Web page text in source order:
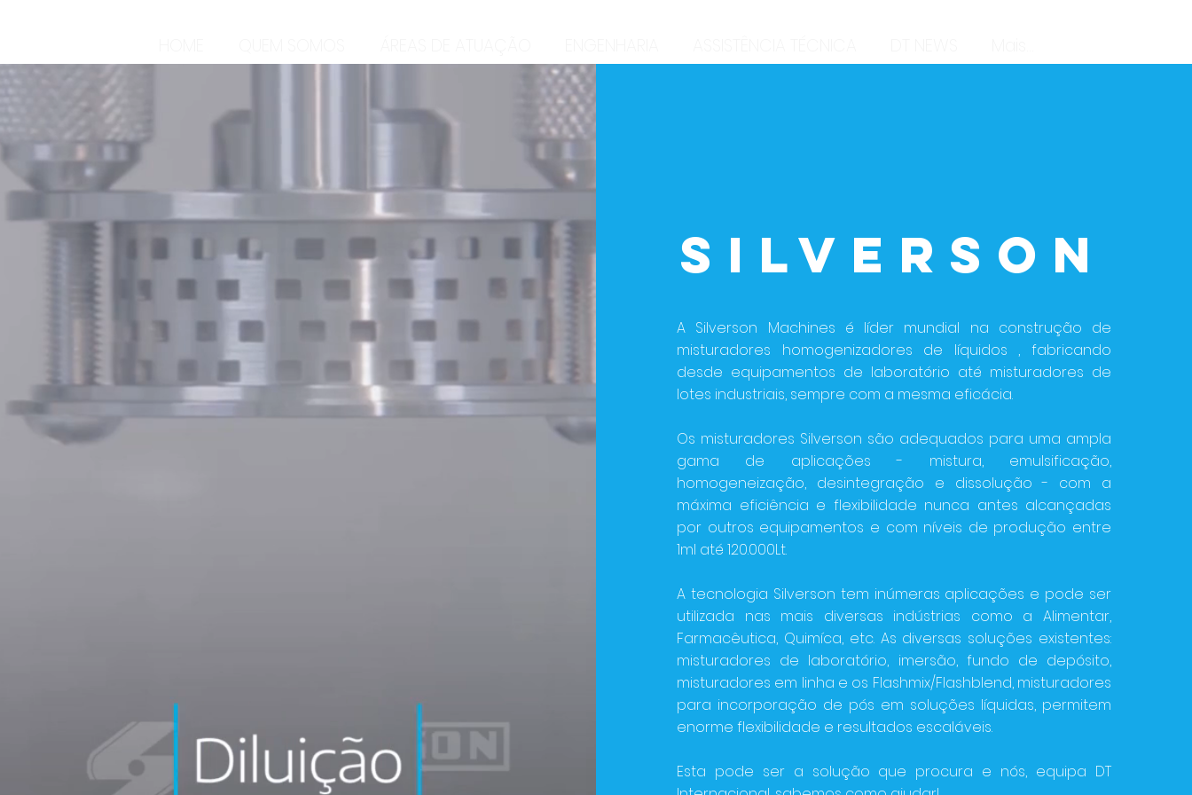
SILVERSON
A Silverson Machines é líder mundial na construção de
misturadores homogenizadores de líquidos , fabricando
desde equipamentos de laboratório até misturadores de
lotes industriais, sempre com a mesma eficácia.
Os misturadores Silverson são adequados para uma ampla
gama de aplicações - mistura, emulsificação,
homogeneização, desintegração e dissolução - com a
máxima eficiência e flexibilidade nunca antes alcançadas
por outros equipamentos e com níveis de produção entre
1ml até 120.000Lt.
A tecnologia Silverson tem inúmeras aplicações e pode ser
utilizada nas mais diversas indústrias como a Alimentar,
Farmacêutica, Quimíca, etc. As diversas soluções existentes:
misturadores de laboratório, imersão, fundo de depósito,
misturadores em linha e os Flashmix/Flashblend, misturadores
para incorporação de pós em soluções líquidas, permitem
enorme flexibilidade e resultados escaláveis.
Esta pode ser a solução que procura e nós, equipa DT